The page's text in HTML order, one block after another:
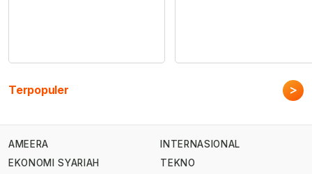
Terpopuler >
AMEERA
EKONOMI SYARIAH
INTERNASIONAL
TEKNO